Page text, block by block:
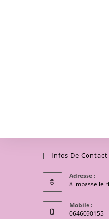
Infos De Contact
Adresse :
8 impasse le
Mobile :
0646090155